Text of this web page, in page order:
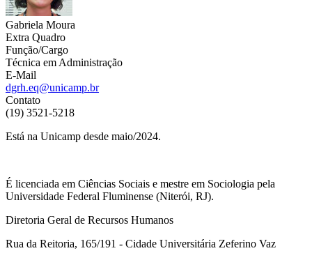
Gabriela Moura
Extra Quadro
Função/Cargo
Técnica em Administração
E-Mail
dgrh.eq@unicamp.br
Contato
(19) 3521-5218
Está na Unicamp desde maio/2024.
É licenciada em Ciências Sociais e mestre em Sociologia pela
Universidade Federal Fluminense (Niterói, RJ).
Diretoria Geral de Recursos Humanos
Rua da Reitoria, 165/191 - Cidade Universitária Zeferino Vaz